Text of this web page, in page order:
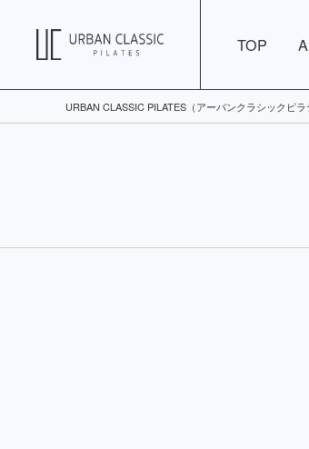
TOP
URBAN CLASSIC PILATES（アーバンクラシックピラ